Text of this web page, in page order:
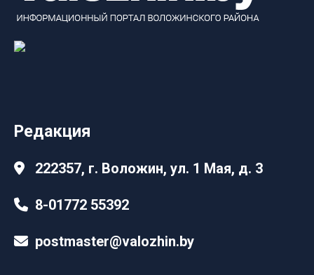
Редакция
222357, г. Воложин, ул. 1 Мая, д. 3
8-01772 55392
postmaster@valozhin.by